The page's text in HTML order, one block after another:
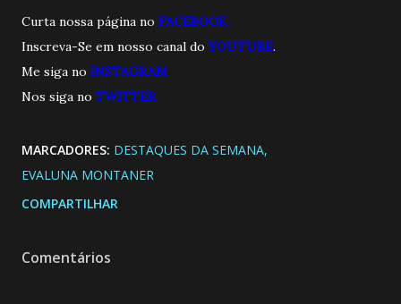
Curta nossa página no FACEBOOK.
Inscreva-Se em nosso canal do YOUTUBE.
Me siga no INSTAGRAM
Nos siga no TWITTER
MARCADORES: DESTAQUES DA SEMANA
EVALUNA MONTANER
COMPARTILHAR
Comentários